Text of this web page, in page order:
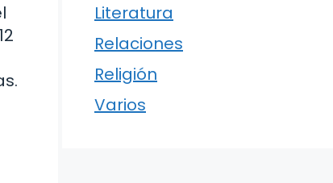
Literatura
Relaciones
Religión
Varios